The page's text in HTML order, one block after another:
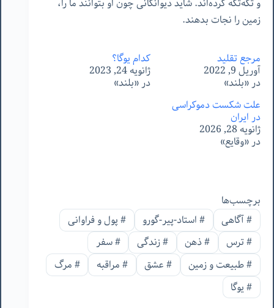
و تکه‌تکه کرده‌اند. شاید دیوانگانی چون او بتوانند ما را،
زمین را نجات بدهند.
مرجع تقلید
آوریل 9, 2022
در «بلند»
کدام یوگا؟
ژانویه 24, 2023
در «بلند»
علت شکست دموکراسی
در ایران
ژانویه 28, 2026
در «وقایع»
برچسب‌ها
#آگاهی #استاد-پیر-گورو #پول و فراوانی
#ترس #ذهن #زندگی #سفر
#طبیعت و زمین #عشق #مراقبه #مرگ
#یوگا